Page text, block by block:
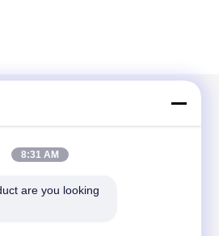
8:31 AM
are you looking